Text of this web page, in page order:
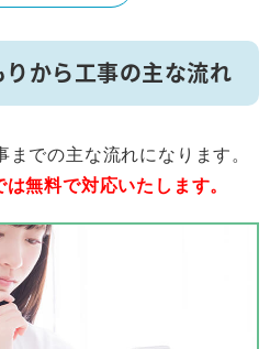
から工事の主な流れ
での主な流れになります。
無料で対応いたします。